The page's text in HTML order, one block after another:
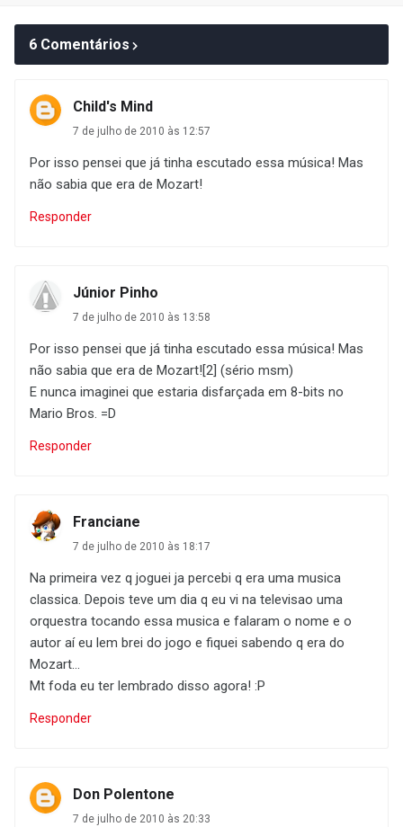
6 Comentários
Child's Mind
7 de julho de 2010 às 12:57
Por isso pensei que já tinha escutado essa música! Mas
não sabia que era de Mozart!
Responder
Júnior Pinho
7 de julho de 2010 às 13:58
Por isso pensei que já tinha escutado essa música! Mas
não sabia que era de Mozart![2] (sério msm)
E nunca imaginei que estaria disfarçada em 8-bits no
Mario Bros. =D
Responder
Franciane
7 de julho de 2010 às 18:17
Na primeira vez q joguei ja percebi q era uma musica
classica. Depois teve um dia q eu vi na televisao uma
orquestra tocando essa musica e falaram o nome e o
autor aí eu lem brei do jogo e fiquei sabendo q era do
Mozart...
Mt foda eu ter lembrado disso agora! :P
Responder
Don Polentone
7 de julho de 2010 às 20:33